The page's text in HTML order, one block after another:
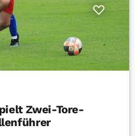
Zwei-Tore-